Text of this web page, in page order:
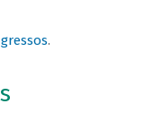
.